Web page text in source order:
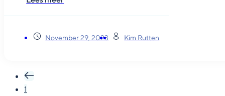
November 29, 2023 Kim Rutten
1